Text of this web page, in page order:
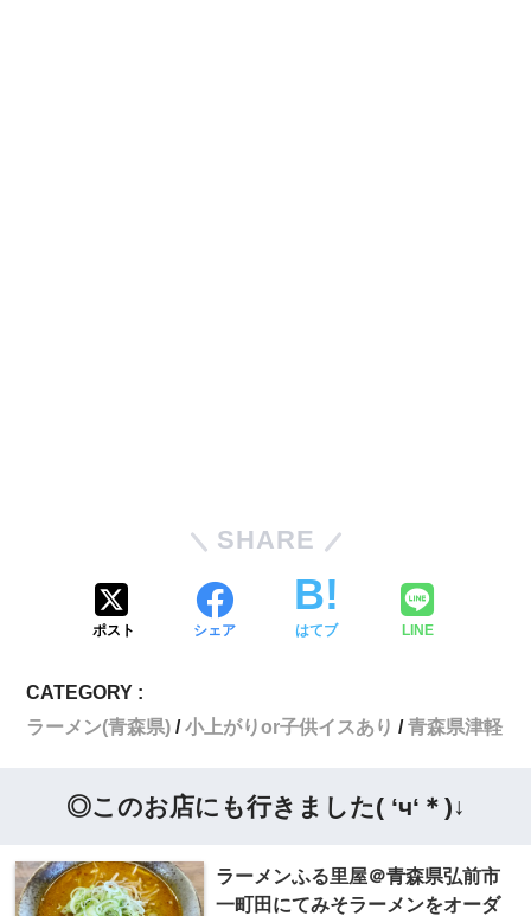
SHARE
ポスト シェア はてブ LINE
CATEGORY :
ラーメン(青森県)
小上がりor子供イスあり 青森県津軽
◎このお店にも行きました( ‘ч‘＊)↓
ラーメンふる里屋＠青森県弘前市
一町田にてみそラーメンをオーダ